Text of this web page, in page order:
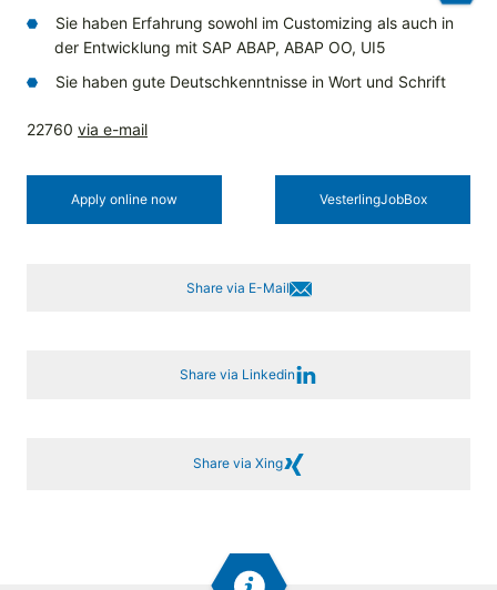
Sie haben Erfahrung sowohl im Customizing als auch in
der Entwicklung mit SAP ABAP, ABAP OO, UI5
Sie haben gute Deutschkenntnisse in Wort und Schrift
22760 via e-mail
Apply online now Vesterling­JobBox
Share via E-Mail
Share via Linkedin
Share via Xing